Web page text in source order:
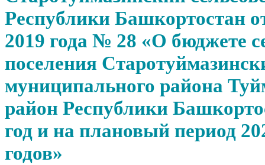
Республики Башкортостан
2019 года № 28 «О бюджете
поселения
муниципального района
район Республики
год и на плановый период
годов»